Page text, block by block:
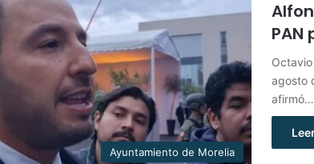
Ayuntamiento de Morelia
PAN
agosto
afirmó…